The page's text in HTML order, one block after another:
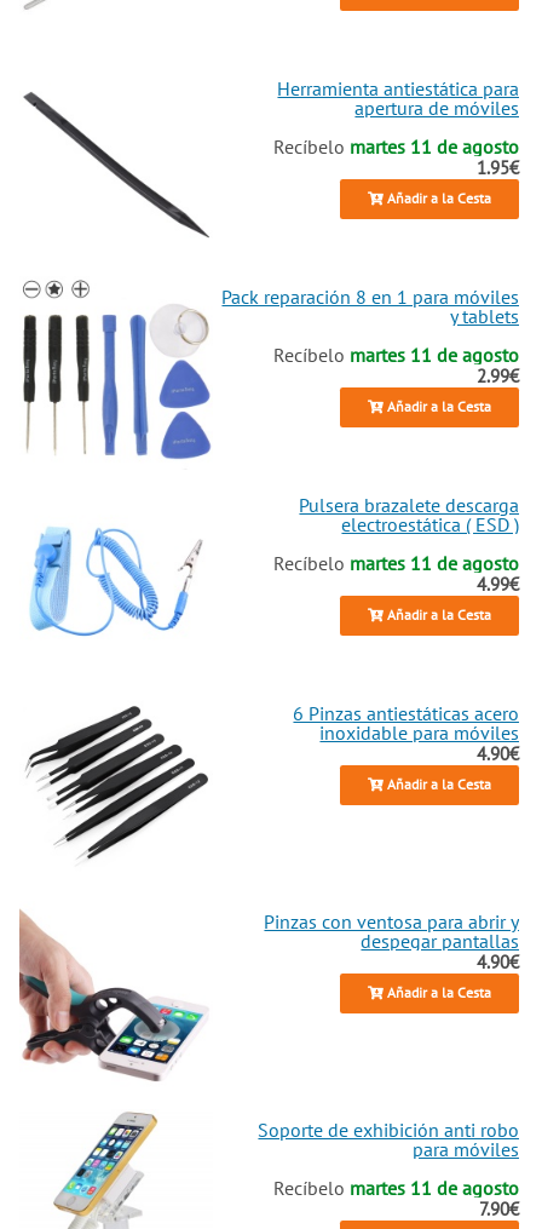
Herramienta antiestática para
apertura de móviles
Recíbelo martes 11 de agosto
1.95€
Añadir a la Cesta
Pack reparación 8 en 1 para móviles
y tablets
Recíbelo martes 11 de agosto
2.99€
Añadir a la Cesta
Pulsera brazalete descarga
electroestática ( ESD )
Recíbelo martes 11 de agosto
4.99€
Añadir a la Cesta
6 Pinzas antiestáticas acero
inoxidable para móviles
4.90€
Añadir a la Cesta
Pinzas con ventosa para abrir y
despegar pantallas
4.90€
Añadir a la Cesta
Soporte de exhibición anti robo
para móviles
Recíbelo martes 11 de agosto
7.90€